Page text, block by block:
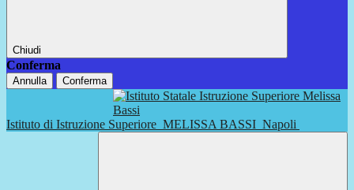
Chiudi
Conferma
Annulla Conferma
Istituto di Istruzione Superiore MELISSA BASSI Napoli